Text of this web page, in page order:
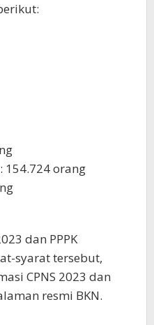
154.724 orang
dan PPPK
syarat tersebut,
CPNS 2023 dan
resmi BKN.